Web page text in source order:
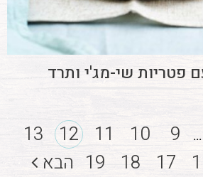
פטריות שי-מג'י ותרד
...
9
10
11
12
13
17
18
19 הבא